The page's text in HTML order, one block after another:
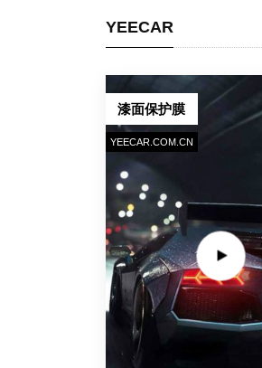
YEECAR
漆面保护膜
YEECAR.COM.CN